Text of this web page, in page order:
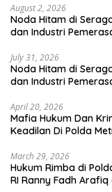
August 2, 2026
Noda Hitam di
dan Industri
July 31, 2026
Noda Hitam di
dan Industri
April 20, 2026
Mafia Hukum Dan
Keadilan Di Polda
March 29, 2026
Hukum Rimba di
RI Ranny Fadh